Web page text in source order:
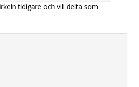
tidigare och vill delta som